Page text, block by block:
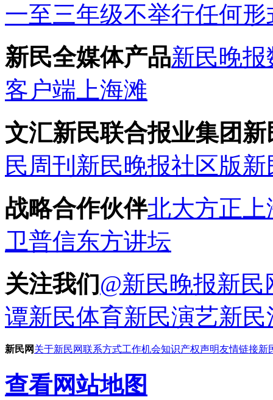
一至三年级不举行任何
新民全媒体产品新民晚
客户端 上海滩
文汇新民联合报业集团
民周刊 新民晚报社区版新
战略合作伙伴北大方正
卫普信东方讲坛
关注我们@新民晚报新民
谭新民体育新民演艺新民
新民网关于新民网联系方式工作机会知识产权声明友情链接新
查看网站地图